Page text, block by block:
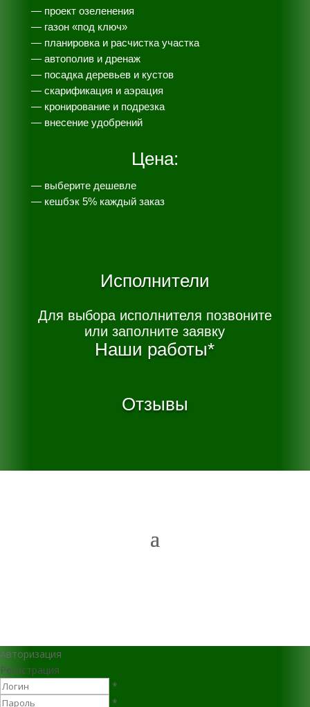
— проект озеленения
— газон «под ключ»
— планировка и расчистка участка
— автополив и дренаж
— посадка деревьев и кустов
— скарификация и аэрация
— кронирование и подрезка
— внесение удобрений
Цена:
— выберите дешевле
— кешбэк 5% каждый заказ
Исполнители
Для выбора исполнителя позвоните
или заполните заявку
Наши работы*
Отзывы
Авторизация
Регистрация
*
*